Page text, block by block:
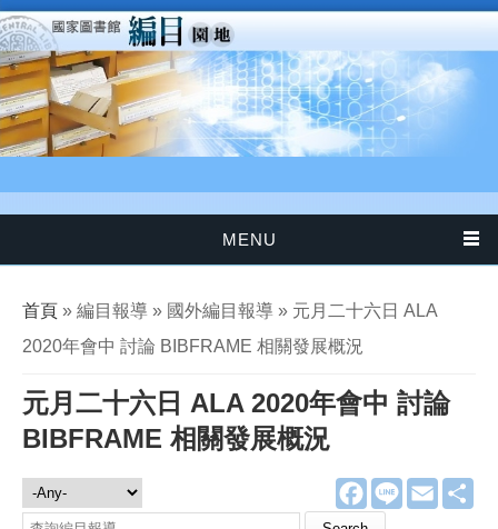
移至主內容
MENU
您在這裡
首頁 » 編目報導 » 國外編目報導 » 元月二十六日 ALA
2020年會中 討論 BIBFRAME 相關發展概況
元月二十六日 ALA 2020年會中 討論
BIBFRAME 相關發展概況
F
a
L
E
m
編目報導